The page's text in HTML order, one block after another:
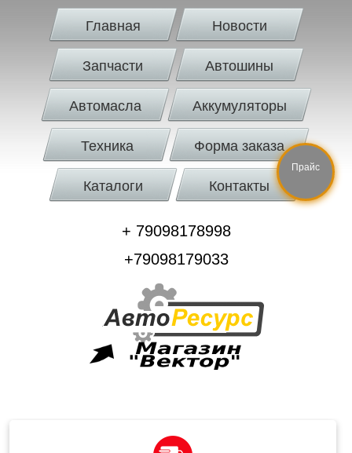
Главная Новости
Запчасти Автошины
Автомасла Аккумуляторы
Техника Форма заказа
Каталоги Контакты
+ 79098178998
+79098179033
Прайс